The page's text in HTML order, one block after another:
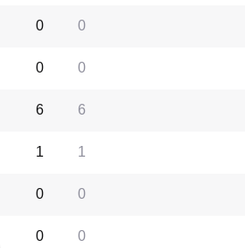
0
0
0
0
6
6
1
1
0
0
0
0